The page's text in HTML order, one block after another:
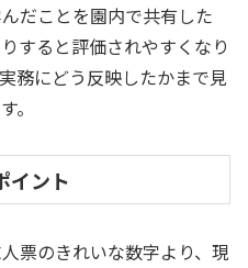
だことを園内で共有した
すると評価されやすくなり
務にどう反映したかまで見
。
イント
票のきれいな数字より、現